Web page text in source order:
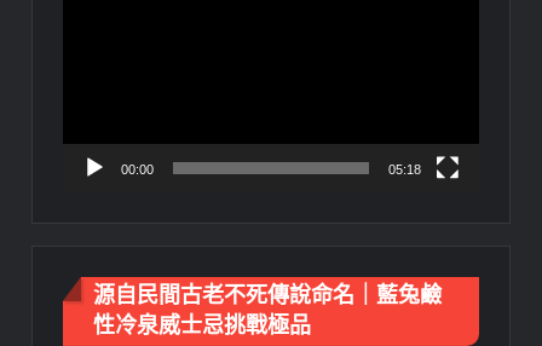
00:00 05:18
源自民間古老不死傳說命名｜藍兔鹼
性冷泉威士忌挑戰極品